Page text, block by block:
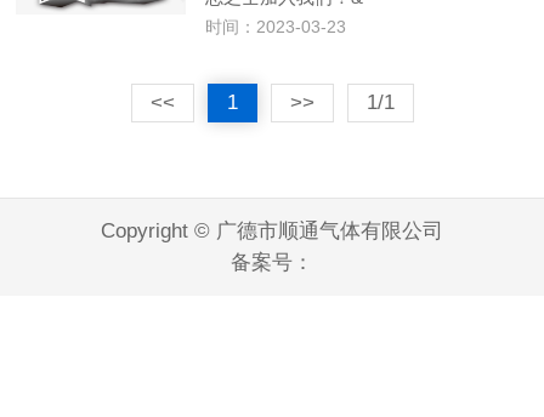
时间：2023-03-23
<< 1 >> 1/1
Copyright © 广德市顺通气体有限公司
备案号：